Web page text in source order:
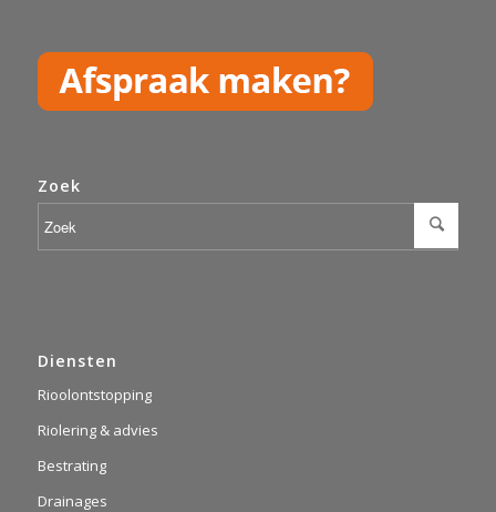
Zoek
Diensten
Rioolontstopping
Riolering & advies
Bestrating
Drainages